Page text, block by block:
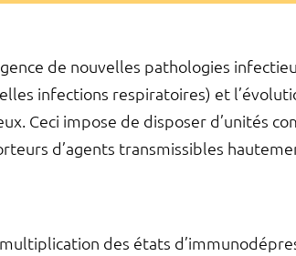
de nouvelles pathologies
infections respiratoires) et
Ceci impose de disposer d’unités
d’agents transmissibles
des états